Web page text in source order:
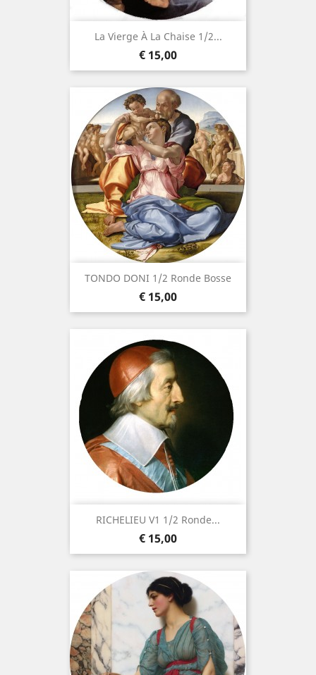
La Vierge À La Chaise 1/2...
Prijs
€ 15,00
TONDO DONI 1/2 Ronde Bosse
Prijs
€ 15,00
RICHELIEU V1 1/2 Ronde...
Prijs
€ 15,00